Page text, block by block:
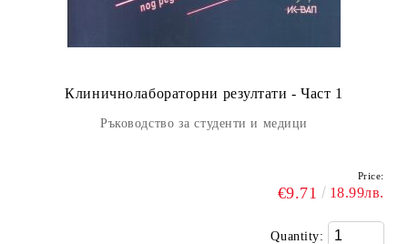
Клиничнолабораторни резултати - Част 1
Ръководство за студенти и медици
Price:
€9.71 18.99лв.
Quantity: